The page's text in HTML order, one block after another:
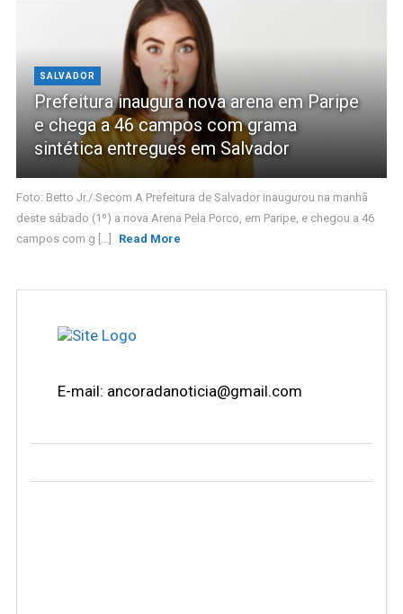
SALVADOR
Prefeitura inaugura nova arena em Paripe
e chega a 46 campos com grama
sintética entregues em Salvador
Foto: Betto Jr./ Secom A Prefeitura de Salvador inaugurou na manhã
deste sábado (1º) a nova Arena Pela Porco, em Paripe, e chegou a 46
campos com g [...]
Read More
E-mail: ancoradanoticia@gmail.com